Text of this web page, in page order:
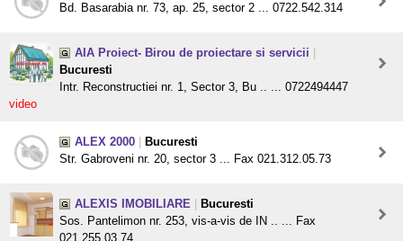
Bd. Basarabia nr. 73, ap. 25, sector 2 ... 0722.542.314
AIA Proiect- Birou de proiectare si servicii
Bucuresti
Intr. Reconstructiei nr. 1, Sector 3, Bu .. ... 0722494447
video
ALEX 2000
Bucuresti
Str. Gabroveni nr. 20, sector 3 ... Fax 021.312.05.73
ALEXIS IMOBILIARE
Bucuresti
Sos. Pantelimon nr. 253, vis-a-vis de IN .. ... Fax
021.255.03.74